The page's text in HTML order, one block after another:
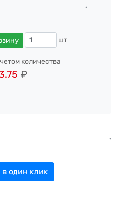
шт
количества
₽
в один клик